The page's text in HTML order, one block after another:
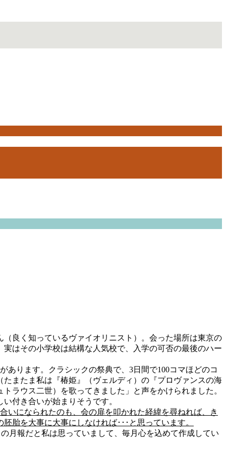
良く知っているヴァイオリニスト）。会った場所は東京の
はその小学校は結構な人気校で、入学の可否の最後のハー
ります。クラシックの祭典で、3日間で100コマほどのコ
またま私は『椿姫』（ヴェルディ）の『プロヴァンスの海
ラウス二世）を歌ってきました」と声をかけられました。
付き合いが始まりそうです。
いになられたのも、会の扉を叩かれた経緯を尋ねれば、き
胎を大事に大事にしなければ･･･と思っています。
月報だと私は思っていまして、毎月心を込めて作成してい